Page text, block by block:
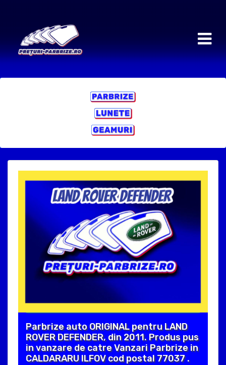
Parbrize auto ORIGINAL pentru LAND
ROVER DEFENDER, din 2011. Produs pus
in vanzare de catre Vanzari Parbrize in
CALDARARU ILFOV cod postal 77037 .